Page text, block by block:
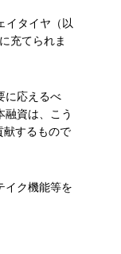
イタイヤ（以
充てられま
に応えるべ
融資は、こう
献するもので
イク機能等を